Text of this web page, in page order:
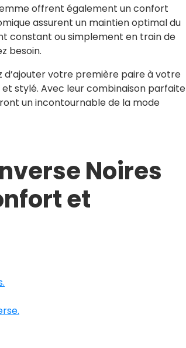
offrent également un confort
assurent un maintien optimal du
constant ou simplement en train de
besoin.
d’ajouter votre première paire à votre
stylé. Avec leur combinaison parfaite
un incontournable de la mode
Noires
et